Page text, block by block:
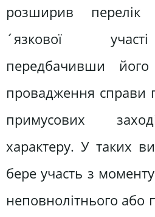
розширив перелік
´язкової
передбачивши
провадження справи
примусових
характеру. У таких
бере участь з
неповнолітнього або